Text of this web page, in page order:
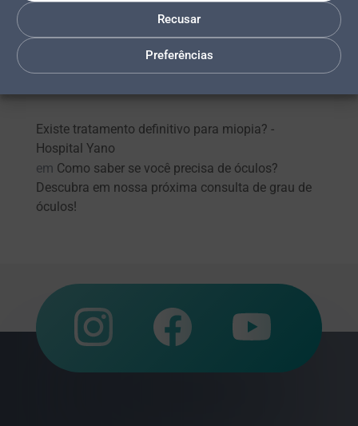
Recusar
Preferências
Comentários
Existe tratamento definitivo para miopia? -
Hospital Yano
em Como saber se você precisa de óculos?
Descubra em nossa próxima consulta de grau de
óculos!